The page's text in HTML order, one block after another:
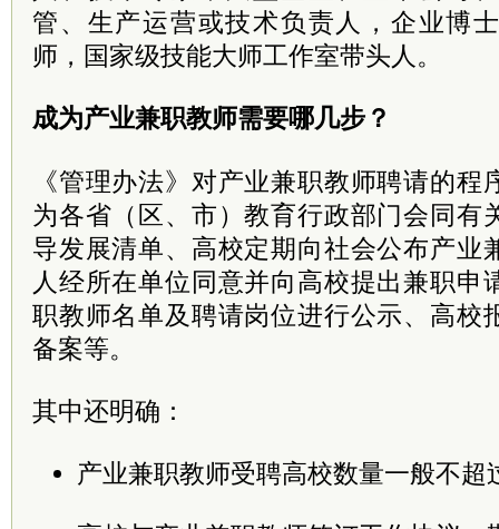
管、生产运营或技术负责人，企业博
师，国家级技能大师工作室带头人。
成为产业兼职教师需要哪几步？
《管理办法》对产业兼职教师聘请的
为各省（区、市）教育行政部门会同有
导发展清单、高校定期向社会公布产业
人经所在单位同意并向高校提出兼职申
职教师名单及聘请岗位进行公示、高校
备案等。
其中还明确：
产业兼职教师受聘高校数量一般不超